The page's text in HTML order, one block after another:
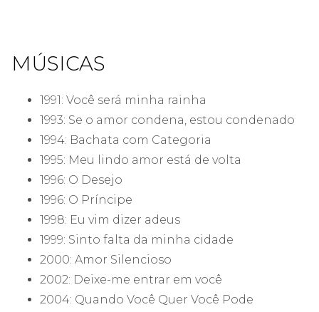
MÚSICAS
1991: Você será minha rainha
1993: Se o amor condena, estou condenado
1994: Bachata com Categoria
1995: Meu lindo amor está de volta
1996: O Desejo
1996: O Príncipe
1998: Eu vim dizer adeus
1999: Sinto falta da minha cidade
2000: Amor Silencioso
2002: Deixe-me entrar em você
2004: Quando Você Quer Você Pode